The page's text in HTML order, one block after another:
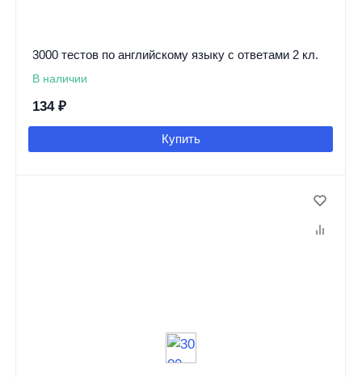
3000 тестов по английскому языку с ответами 2 кл.
В наличии
134 ₽
Купить